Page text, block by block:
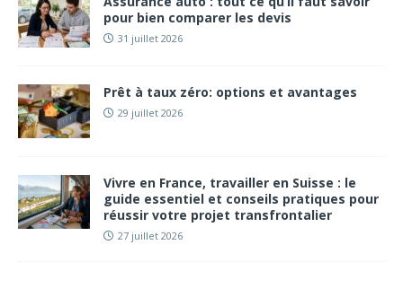
pour bien comparer les devis
31 juillet 2026
Prêt à taux zéro: options et avantages
29 juillet 2026
Vivre en France, travailler en Suisse : le
guide essentiel et conseils pratiques pour
réussir votre projet transfrontalier
27 juillet 2026